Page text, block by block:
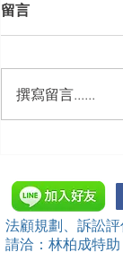
府」主舉之（
內部教育訓練
留言
撰寫留言......
法顧規劃、訴訟
請洽：林柏成特助